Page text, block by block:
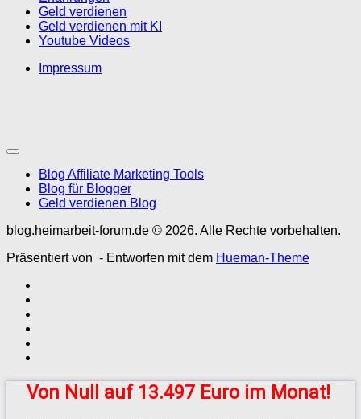
Geld verdienen
Geld verdienen mit KI
Youtube Videos
Impressum
Blog Affiliate Marketing Tools
Blog für Blogger
Geld verdienen Blog
blog.heimarbeit-forum.de © 2026. Alle Rechte vorbehalten.
Präsentiert von - Entworfen mit dem Hueman-Theme
Von Null auf 13.497 Euro im Monat!